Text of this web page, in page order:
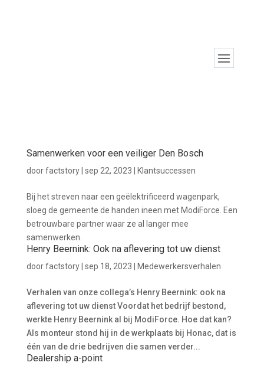
Samenwerken voor een veiliger Den Bosch
doorfactstory| sep 22, 2023 Klantsuccessen
Bij het streven naar een geëlektrificeerd wagenpark,
sloeg de gemeente de handen ineen met ModiForce. Een
betrouwbare partner waar ze al langer mee
samenwerken.
Henry Beernink: Ook na aflevering tot uw dienst
doorfactstory| sep 18, 2023 Medewerkersverhalen
Verhalen van onze collega’s Henry Beernink: ook na
aflevering tot uw dienst Voordat het bedrijf bestond,
werkte Henry Beernink al bij ModiForce. Hoe dat kan?
Als monteur stond hij in de werkplaats bij Honac, dat is
één van de drie bedrijven die samen verder...
Dealership a-point